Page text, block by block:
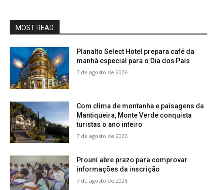
MOST READ
Planalto Select Hotel prepara café da
manhã especial para o Dia dos Pais
7 de agosto de 2026
Com clima de montanha e paisagens da
Mantiqueira, Monte Verde conquista
turistas o ano inteiro
7 de agosto de 2026
Prouni abre prazo para comprovar
informações da inscrição
7 de agosto de 2026